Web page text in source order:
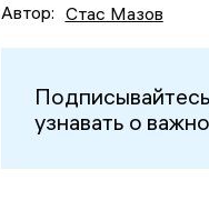
Автор: Стас Мазов
узнавать о